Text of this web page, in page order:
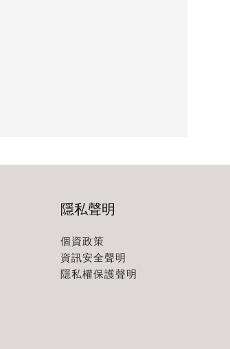
隱私聲明
個資政策
資訊安全聲明
隱私權保護聲明